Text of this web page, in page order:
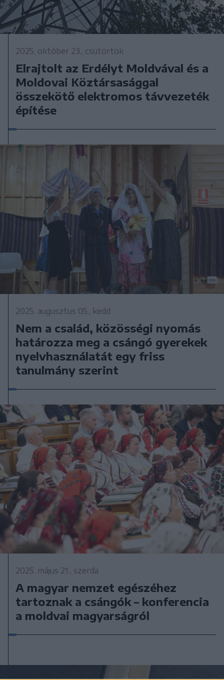
2025. október 23., csütörtök
Elrajtolt az Erdélyt Moldvával és a
Moldovai Köztársasággal
összekötő elektromos távvezeték
építése
2025. augusztus 05., kedd
Nem a család, közösségi nyomás
határozza meg a csángó gyerekek
nyelvhasználatát egy friss
tanulmány szerint
2025. május 21., szerda
A magyar nemzet egészéhez
tartoznak a csángók – konferencia
a moldvai magyarságról